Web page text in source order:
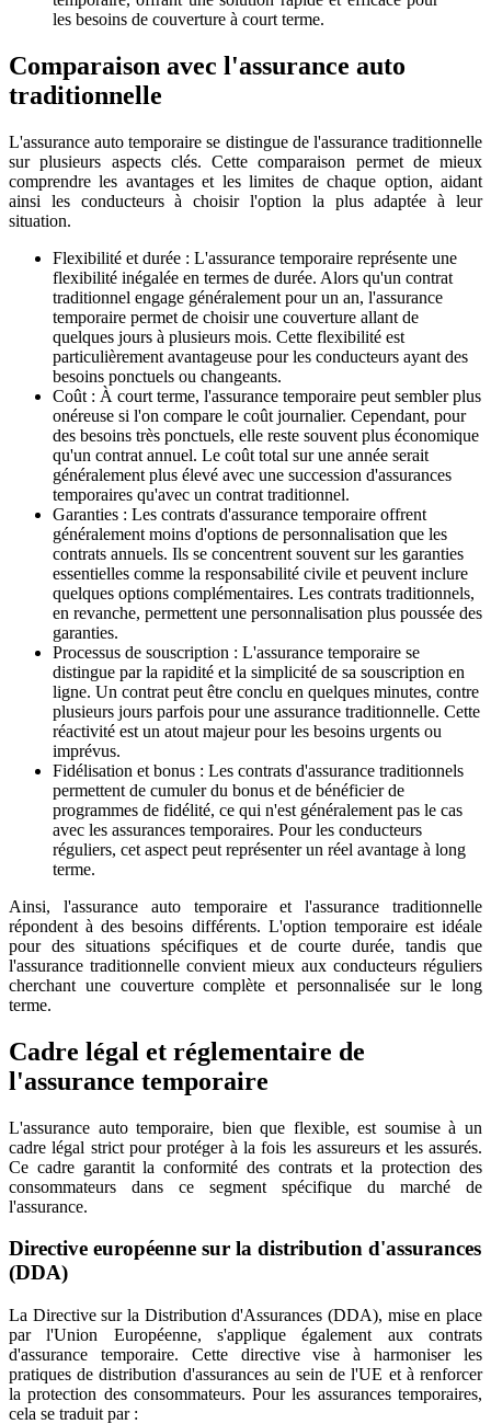
les besoins de couverture à court terme.
Comparaison avec l'assurance auto
traditionnelle
L'assurance auto temporaire se distingue de l'assurance traditionnelle
sur plusieurs aspects clés. Cette comparaison permet de mieux
comprendre les avantages et les limites de chaque option, aidant
ainsi les conducteurs à choisir l'option la plus adaptée à leur
situation.
Flexibilité et durée : L'assurance temporaire représente une
flexibilité inégalée en termes de durée. Alors qu'un contrat
traditionnel engage généralement pour un an, l'assurance
temporaire permet de choisir une couverture allant de
quelques jours à plusieurs mois. Cette flexibilité est
particulièrement avantageuse pour les conducteurs ayant des
besoins ponctuels ou changeants.
Coût : À court terme, l'assurance temporaire peut sembler plus
onéreuse si l'on compare le coût journalier. Cependant, pour
des besoins très ponctuels, elle reste souvent plus économique
qu'un contrat annuel. Le coût total sur une année serait
généralement plus élevé avec une succession d'assurances
temporaires qu'avec un contrat traditionnel.
Garanties : Les contrats d'assurance temporaire offrent
généralement moins d'options de personnalisation que les
contrats annuels. Ils se concentrent souvent sur les garanties
essentielles comme la responsabilité civile et peuvent inclure
quelques options complémentaires. Les contrats traditionnels,
en revanche, permettent une personnalisation plus poussée des
garanties.
Processus de souscription : L'assurance temporaire se
distingue par la rapidité et la simplicité de sa souscription en
ligne. Un contrat peut être conclu en quelques minutes, contre
plusieurs jours parfois pour une assurance traditionnelle. Cette
réactivité est un atout majeur pour les besoins urgents ou
imprévus.
Fidélisation et bonus : Les contrats d'assurance traditionnels
permettent de cumuler du bonus et de bénéficier de
programmes de fidélité, ce qui n'est généralement pas le cas
avec les assurances temporaires. Pour les conducteurs
réguliers, cet aspect peut représenter un réel avantage à long
terme.
Ainsi, l'assurance auto temporaire et l'assurance traditionnelle
répondent à des besoins différents. L'option temporaire est idéale
pour des situations spécifiques et de courte durée, tandis que
l'assurance traditionnelle convient mieux aux conducteurs réguliers
cherchant une couverture complète et personnalisée sur le long
terme.
Cadre légal et réglementaire de
l'assurance temporaire
L'assurance auto temporaire, bien que flexible, est soumise à un
cadre légal strict pour protéger à la fois les assureurs et les assurés.
Ce cadre garantit la conformité des contrats et la protection des
consommateurs dans ce segment spécifique du marché de
l'assurance.
Directive européenne sur la distribution d'assurances
(DDA)
La Directive sur la Distribution d'Assurances (DDA), mise en place
par l'Union Européenne, s'applique également aux contrats
d'assurance temporaire. Cette directive vise à harmoniser les
pratiques de distribution d'assurances au sein de l'UE et à renforcer
la protection des consommateurs. Pour les assurances temporaires,
cela se traduit par :